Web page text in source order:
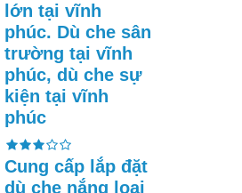
lớn tại vĩnh
phúc. Dù che sân
trường tại vĩnh
phúc, dù che sự
kiện tại vĩnh
phúc
Cung cấp lắp đặt
dù che nắng loại